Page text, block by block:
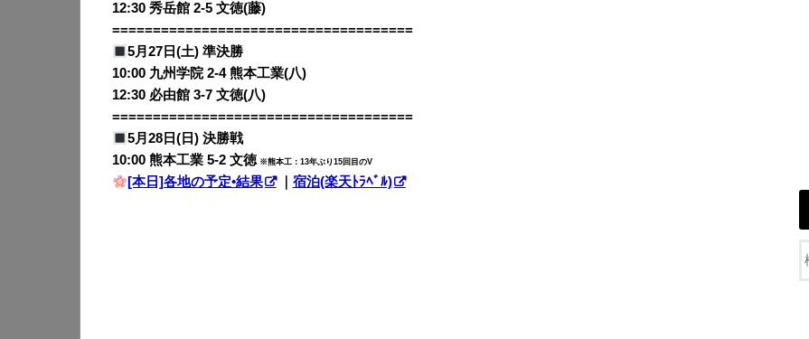
12:30 秀岳館 2-5 文徳(藤)
=====================================
5月27日(土) 準決勝
10:00 九州学院 2-4 熊本工業(八)
12:30 必由館 3-7 文徳(八)
=====================================
5月28日(日) 決勝戦
10:00 熊本工業 5-2 文徳※熊本工：13年ぶり15回目のV
[本日]各地の予定•結果 宿泊(楽天ﾄﾗﾍﾞﾙ)